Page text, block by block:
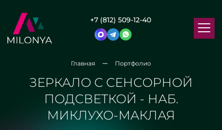
+7 (812) 509-12-40
Главная Портфолио
ЗЕРКАЛО С СЕНСОРНОЙ
ПОДСВЕТКОЙ - НАБ.
МИКЛУХО-МАКЛАЯ